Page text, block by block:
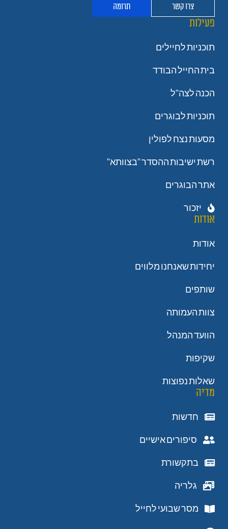
צרו קשר תרומה
פעילות
תוכניות לחיילים
בית החייל הבודד
הכנה לצה"ל
תוכניות לבוגרים
מסעות נצח לפולין
רשת ישיבות ההסדר "בצוותא"
אתר הבוגרים
יזכור
אודות
אודות
יחידות שאנחנו מלווים
שותפים
צוות העמותה
הוועד המנהל
שקיפות
שאלות נפוצות
מדיה
חדשות
סיפורים אישיים
בתקשורת
גלריה
מסר שבועי לחייל